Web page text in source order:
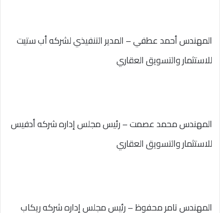
المهندس أحمد عطفي – المدير التنفيذي لشركه أب ستيت
للاستثمار والتسويق العقاري
المهندس محمد عصمت – رئيس مجلس إداره شركه أدفيس
للاستثمار والتسويق العقاري
المهندس تامر محفوظ – رئيس مجلس إداره شركه ريكاب